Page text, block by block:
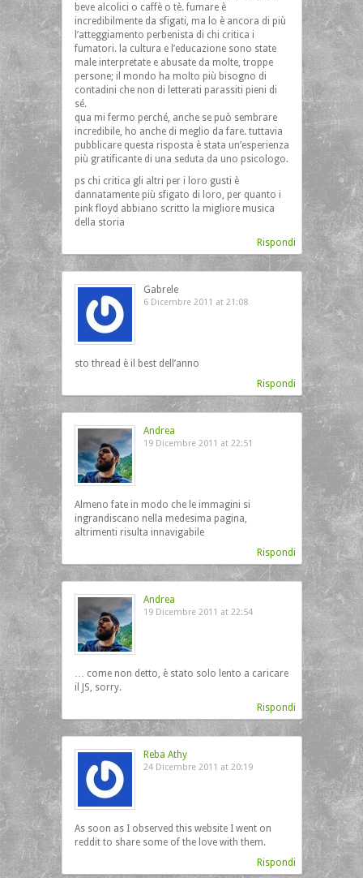
beve alcolici o caffè o tè. fumare è
incredibilmente da sfigati, ma lo è ancora di più
l’atteggiamento perbenista di chi critica i
fumatori. la cultura e l’educazione sono state
male interpretate e abusate da molte, troppe
persone; il mondo ha molto più bisogno di
contadini che non di letterati parassiti pieni di
sé.
qua mi fermo perché, anche se può sembrare
incredibile, ho anche di meglio da fare. tuttavia
pubblicare questa risposta è stata un’esperienza
più gratificante di una seduta da uno psicologo.
ps chi critica gli altri per i loro gusti è
dannatamente più sfigato di loro, per quanto i
pink floyd abbiano scritto la migliore musica
della storia
Rispondi
Gabrele
6 Dicembre 2011 at 21:08
sto thread è il best dell’anno
Rispondi
Andrea
19 Dicembre 2011 at 22:51
Almeno fate in modo che le immagini si
ingrandiscano nella medesima pagina,
altrimenti risulta innavigabile
Rispondi
Andrea
19 Dicembre 2011 at 22:54
… come non detto, è stato solo lento a caricare
il JS, sorry.
Rispondi
Reba Athy
24 Dicembre 2011 at 20:19
As soon as I observed this website I went on
reddit to share some of the love with them.
Rispondi